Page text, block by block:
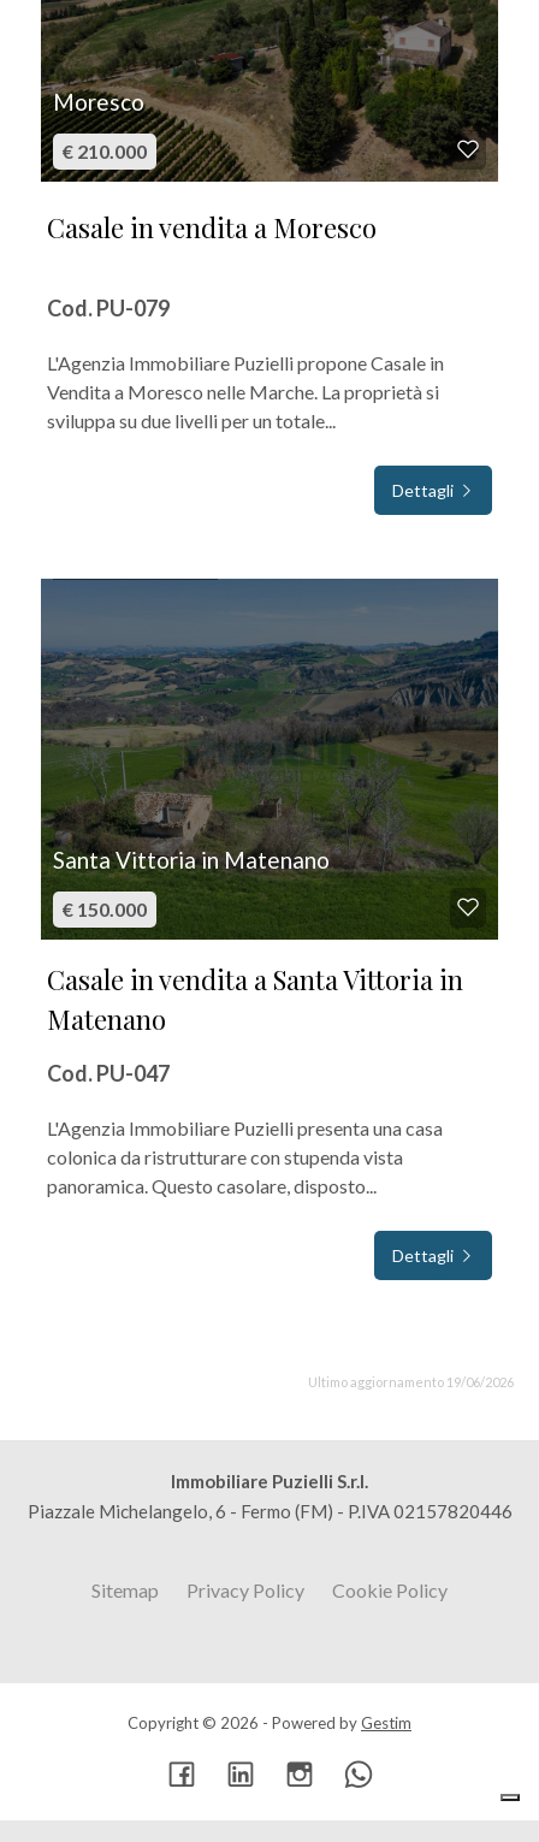
Moresco
€ 210.000
Casale in vendita a Moresco
Cod. PU-079
L'Agenzia Immobiliare Puzielli propone Casale in
Vendita a Moresco nelle Marche. La proprietà si
sviluppa su due livelli per un totale...
Dettagli
Santa Vittoria in Matenano
€ 150.000
Casale in vendita a Santa Vittoria in
Matenano
Cod. PU-047
L'Agenzia Immobiliare Puzielli presenta una casa
colonica da ristrutturare con stupenda vista
panoramica. Questo casolare, disposto...
Dettagli
Ultimo aggiornamento 19/06/2026
Immobiliare Puzielli S.r.l.
Piazzale Michelangelo, 6 - Fermo (FM) - P.IVA 02157820446
Sitemap Privacy Policy Cookie Policy
Copyright © 2026 - Powered byGestim